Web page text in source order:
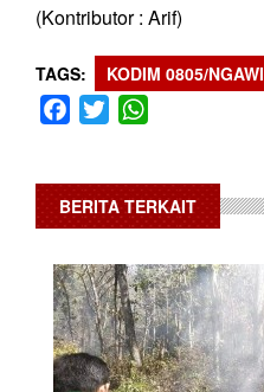
(Kontributor : Arif)
TAGS KODIM 0805/NGAWI
Facebook
Twitter
BERITA TERKAIT